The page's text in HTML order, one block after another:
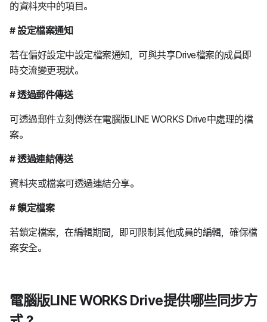
的資料夾中的項目。
# 設定檔案通知
若在偏好設定中設定檔案通知，可與共享Drive檔案的成員即
時交流變更現狀。
# 透過郵件傳送
可透過郵件立刻傳送在電腦版LINE WORKS Drive中處理的檔
案。
# 透過連結傳送
資料夾或檔案可透過連結分享。
# 鎖定檔案
若鎖定檔案，在編輯期間，即可限制其他成員的編輯，確保檔
案安全。
電腦版LINE WORKS Drive提供哪些同步方